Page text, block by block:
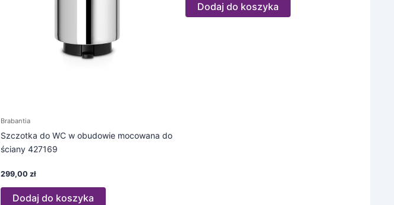
Brabantia
Szczotka do WC w obudowie mocowana do
ściany 427169
299,00 zł
Dodaj do koszyka
Dodaj do koszyka